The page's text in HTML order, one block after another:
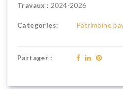
Travaux : 2024-2026
Categories: Patrimoine
Partager :